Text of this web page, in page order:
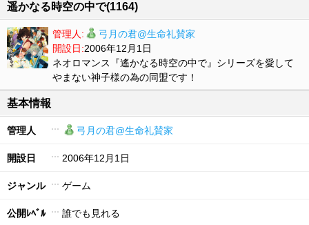
遥かなる時空の中で(1164)
管理人:
弓月の君@生命礼賛家
開設日:2006年12月1日
ネオロマンス『遙かなる時空の中で』シリーズを愛して
やまない神子様の為の同盟です！
基本情報
管理人 弓月の君@生命礼賛家
開設日 2006年12月1日
ジャンル ゲーム
公開ﾚﾍﾞﾙ 誰でも見れる